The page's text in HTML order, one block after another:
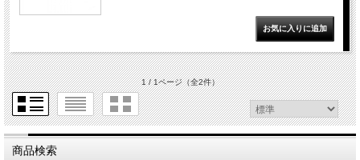
1 / 1ページ（全2件）
商品検索